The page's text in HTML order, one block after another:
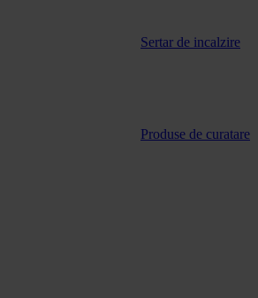
Sertar de incalzire
Produse de curatare